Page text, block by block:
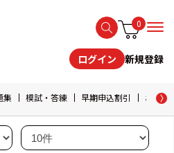
0
ログイン 新規登録
集 模試・答練 早期申込割引 おため